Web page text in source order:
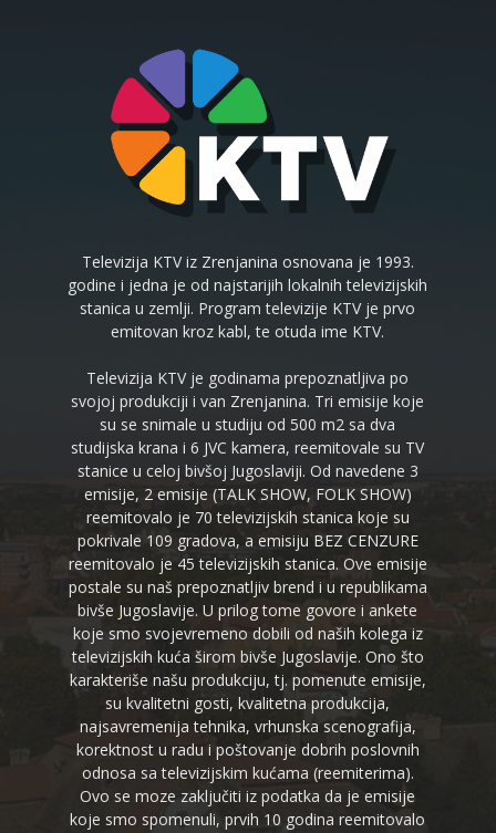
Televizija KTV iz Zrenjanina osnovana je 1993.
godine i jedna je od najstarijih lokalnih televizijskih
stanica u zemlji. Program televizije KTV je prvo
emitovan kroz kabl, te otuda ime KTV.
Televizija KTV je godinama prepoznatljiva po
svojoj produkciji i van Zrenjanina. Tri emisije koje
su se snimale u studiju od 500 m2 sa dva
studijska krana i 6 JVC kamera, reemitovale su TV
stanice u celoj bivšoj Jugoslaviji. Od navedene 3
emisije, 2 emisije (TALK SHOW, FOLK SHOW)
reemitovalo je 70 televizijskih stanica koje su
pokrivale 109 gradova, a emisiju BEZ CENZURE
reemitovalo je 45 televizijskih stanica. Ove emisije
postale su naš prepoznatljiv brend i u republikama
bivše Jugoslavije. U prilog tome govore i ankete
koje smo svojevremeno dobili od naših kolega iz
televizijskih kuća širom bivše Jugoslavije. Ono što
karakteriše našu produkciju, tj. pomenute emisije,
su kvalitetni gosti, kvalitetna produkcija,
najsavremenija tehnika, vrhunska scenografija,
korektnost u radu i poštovanje dobrih poslovnih
odnosa sa televizijskim kućama (reemiterima).
Ovo se moze zaključiti iz podatka da je emisije
koje smo spomenuli, prvih 10 godina reemitovalo